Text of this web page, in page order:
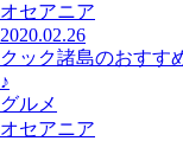
オセアニア
2020.02.26
クック諸島のおすす
♪
グルメ
オセアニア